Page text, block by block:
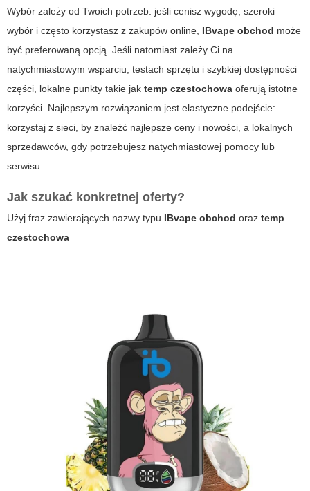
Wybór zależy od Twoich potrzeb: jeśli cenisz wygodę, szeroki
wybór i często korzystasz z zakupów online, IBvape obchod może
być preferowaną opcją. Jeśli natomiast zależy Ci na
natychmiastowym wsparciu, testach sprzętu i szybkiej dostępności
części, lokalne punkty takie jak temp czestochowa oferują istotne
korzyści. Najlepszym rozwiązaniem jest elastyczne podejście:
korzystaj z sieci, by znaleźć najlepsze ceny i nowości, a lokalnych
sprzedawców, gdy potrzebujesz natychmiastowej pomocy lub
serwisu.
Jak szukać konkretnej oferty?
Użyj fraz zawierających nazwy typu IBvape obchod oraz temp
czestochowa